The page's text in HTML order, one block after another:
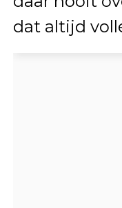
dat altijd